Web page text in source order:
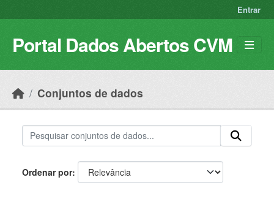
Entrar
Portal Dados Abertos CVM
Conjuntos de dados
Ordenar por